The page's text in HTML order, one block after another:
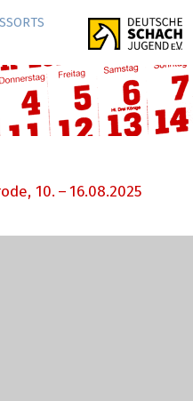
10. – 16.08.2025